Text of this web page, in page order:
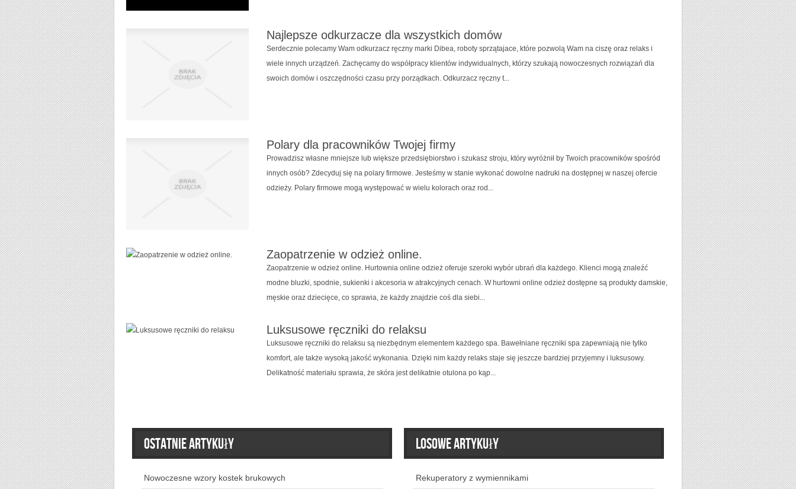
Najlepsze odkurzacze dla wszystkich domów
Serdecznie polecamy Wam odkurzacz ręczny marki Dibea, roboty sprzątajace, które pozwolą Wam na ciszę oraz relaks i
wiele innych urządzeń. Zachęcamy do współpracy klientów indywidualnych, którzy szukają nowoczesnych rozwiązań dla
swoich domów i oszczędności czasu przy porządkach. Odkurzacz ręczny t...
Polary dla pracowników Twojej firmy
Prowadzisz własne mniejsze lub większe przedsiębiorstwo i szukasz stroju, który wyróżnił by Twoich pracowników spośród
innych osób? Zdecyduj się na polary firmowe. Jesteśmy w stanie wykonać dowolne nadruki na dostępnej w naszej ofercie
odzieży. Polary firmowe mogą występować w wielu kolorach oraz rod...
Zaopatrzenie w odzież online.
Zaopatrzenie w odzież online. Hurtownia online odzież oferuje szeroki wybór ubrań dla każdego. Klienci mogą znaleźć
modne bluzki, spodnie, sukienki i akcesoria w atrakcyjnych cenach. W hurtowni online odzież dostępne są produkty damskie,
męskie oraz dziecięce, co sprawia, że każdy znajdzie coś dla siebi...
Luksusowe ręczniki do relaksu
Luksusowe ręczniki do relaksu są niezbędnym elementem każdego spa. Bawełniane ręczniki spa zapewniają nie tylko
komfort, ale także wysoką jakość wykonania. Dzięki nim każdy relaks staje się jeszcze bardziej przyjemny i luksusowy.
Delikatność materiału sprawia, że skóra jest delikatnie otulona po kąp...
Ostatnie artykuły
Nowoczesne wzory kostek brukowych
Losowe artykuły
Rekuperatory z wymiennikami